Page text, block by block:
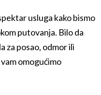
usluga kako bismo
putovanja. Bilo da
za posao, odmor ili
omogućimo